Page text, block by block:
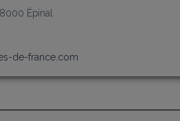
Épinal
de-france.com